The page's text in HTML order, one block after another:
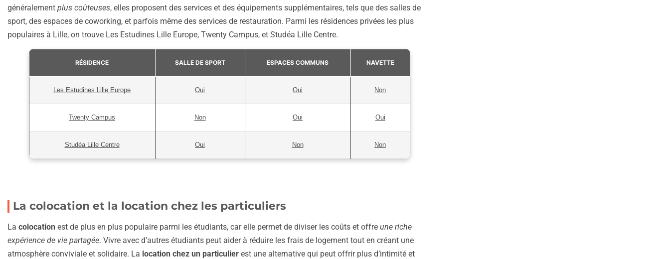
généralement plus coûteuses, elles proposent des services et des équipements supplémentaires, tels que des salles de
sport, des espaces de coworking, et parfois même des services de restauration. Parmi les résidences privées les plus
populaires à Lille, on trouve Les Estudines Lille Europe, Twenty Campus, et Studéa Lille Centre.
RÉSIDENCE SALLE DE SPORT ESPACES COMMUNS NAVETTE
Les Estudines Lille Europe Oui Oui Non
Twenty Campus Non Oui Oui
Studéa Lille Centre Oui Non Non
La colocation et la location chez les particuliers
La colocation est de plus en plus populaire parmi les étudiants, car elle permet de diviser les coûts et offre une riche
expérience de vie partagée. Vivre avec d’autres étudiants peut aider à réduire les frais de logement tout en créant une
atmosphère conviviale et solidaire. La location chez un particulier est une alternative qui peut offrir plus d’intimité et